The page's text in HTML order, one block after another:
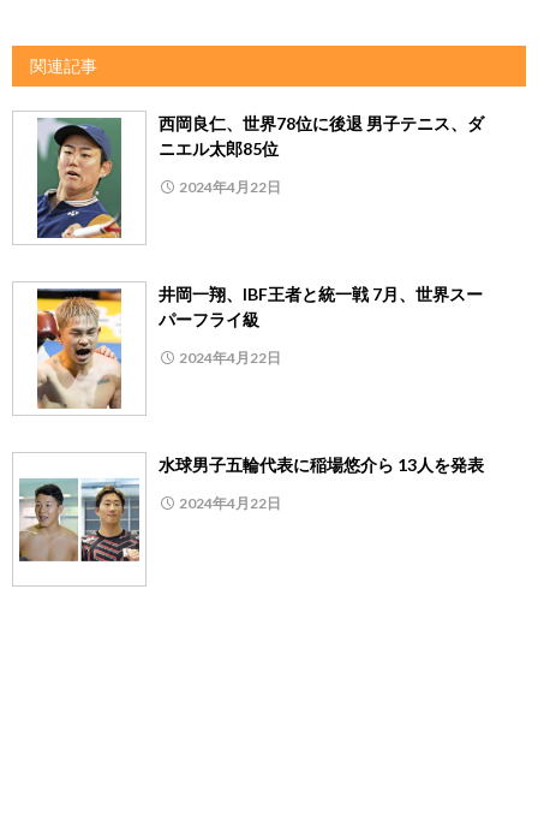
関連記事
西岡良仁、世界78位に後退 男子テニス、ダ
ニエル太郎85位
2024年4月22日
井岡一翔、IBF王者と統一戦 7月、世界スー
パーフライ級
2024年4月22日
水球男子五輪代表に稲場悠介ら 13人を発表
2024年4月22日